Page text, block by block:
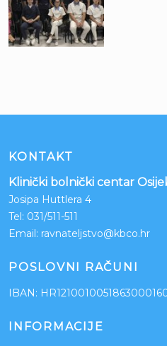
KONTAKT
Klinički bolnički centar
Josipa Huttlera 4
Tel: 031/511-511
Email: ravnateljstvo@kbco.hr
POSLOVNI RAČUNI
IBAN:
INFORMACIJE